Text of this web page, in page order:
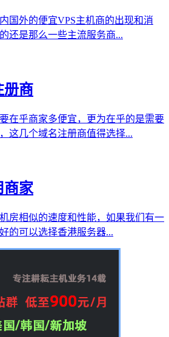
国外的便宜VPS主机商的出现和消
还是那么一些主流服务商...
册商
在乎商家多便宜，更为在乎的是需要
这几个域名注册商值得选择...
商家
房相似的速度和性能，如果我们有一
的可以选择香港服务器...